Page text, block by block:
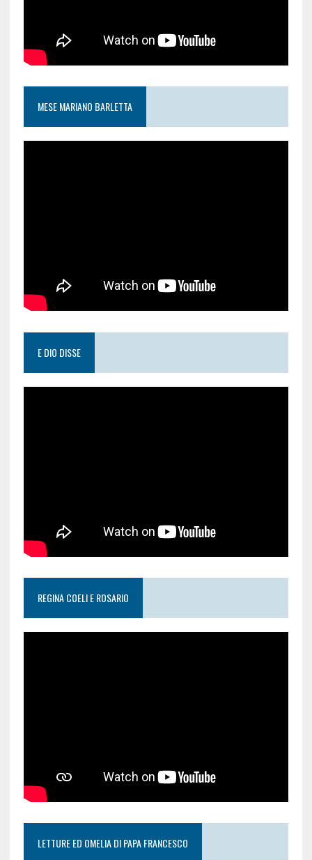
MESE MARIANO BARLETTA
E DIO DISSE
REGINA COELI E ROSARIO
LETTURE ED OMELIA DI PAPA FRANCESCO